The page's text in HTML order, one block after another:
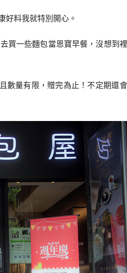
好料我就特別開心。
買一些麵包當恩寶早餐，沒想到
數量有限，贈完為止！不定期還